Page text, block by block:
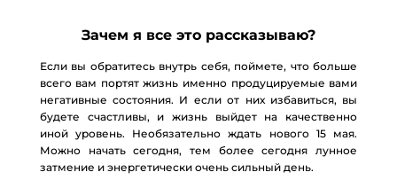
Зачем я все это рассказываю?
Если вы обратитесь внутрь себя, поймете, что больше
всего вам портят жизнь именно продуцируемые вами
негативные состояния. И если от них избавиться, вы
будете счастливы, и жизнь выйдет на качественно
иной уровень. Необязательно ждать нового 15 мая.
Можно начать сегодня, тем более сегодня лунное
затмение и энергетически очень сильный день.